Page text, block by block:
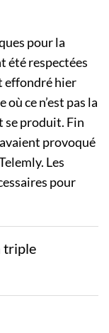
pour la
été respectées
effondré hier
ce n’est pas la
se produit. Fin
provoqué
Les
pour
triple